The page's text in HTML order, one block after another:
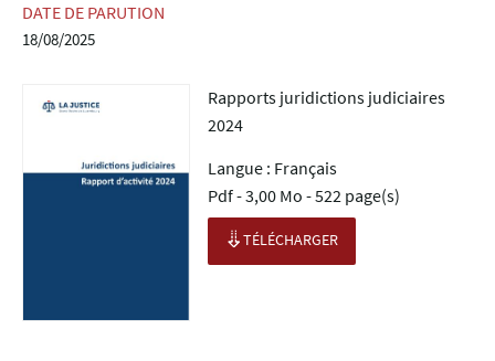
DATE DE PARUTION
18/08/2025
Rapports juridictions judiciaires
2024
Langue : Français
Pdf - 3,00 Mo - 522 page(s)
TÉLÉCHARGER